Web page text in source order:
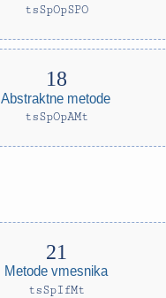
tsSpOpSPO
Abstraktne metode
tsSpOpAMt
Metode vmesnika
tsSpIfMt